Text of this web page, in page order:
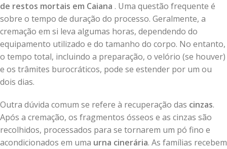
de restos mortais em Caiana . Uma questão frequente é
sobre o tempo de duração do processo. Geralmente, a
cremação em si leva algumas horas, dependendo do
equipamento utilizado e do tamanho do corpo. No entanto,
o tempo total, incluindo a preparação, o velório (se houver)
e os trâmites burocráticos, pode se estender por um ou
dois dias.
Outra dúvida comum se refere à recuperação das cinzas.
Após a cremação, os fragmentos ósseos e as cinzas são
recolhidos, processados para se tornarem um pó fino e
acondicionados em uma urna cinerária. As famílias recebem